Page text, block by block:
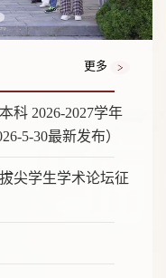
更多
科 2026-2027学年
5-30最新发布）
尖学生学术论坛征